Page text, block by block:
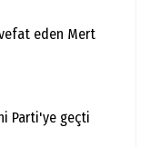
eden Mert
Parti'ye geçti